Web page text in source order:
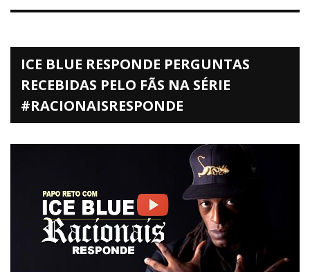
ICE BLUE RESPONDE PERGUNTAS
RECEBIDAS PELO FÃS NA SÉRIE
#RACIONAISRESPONDE